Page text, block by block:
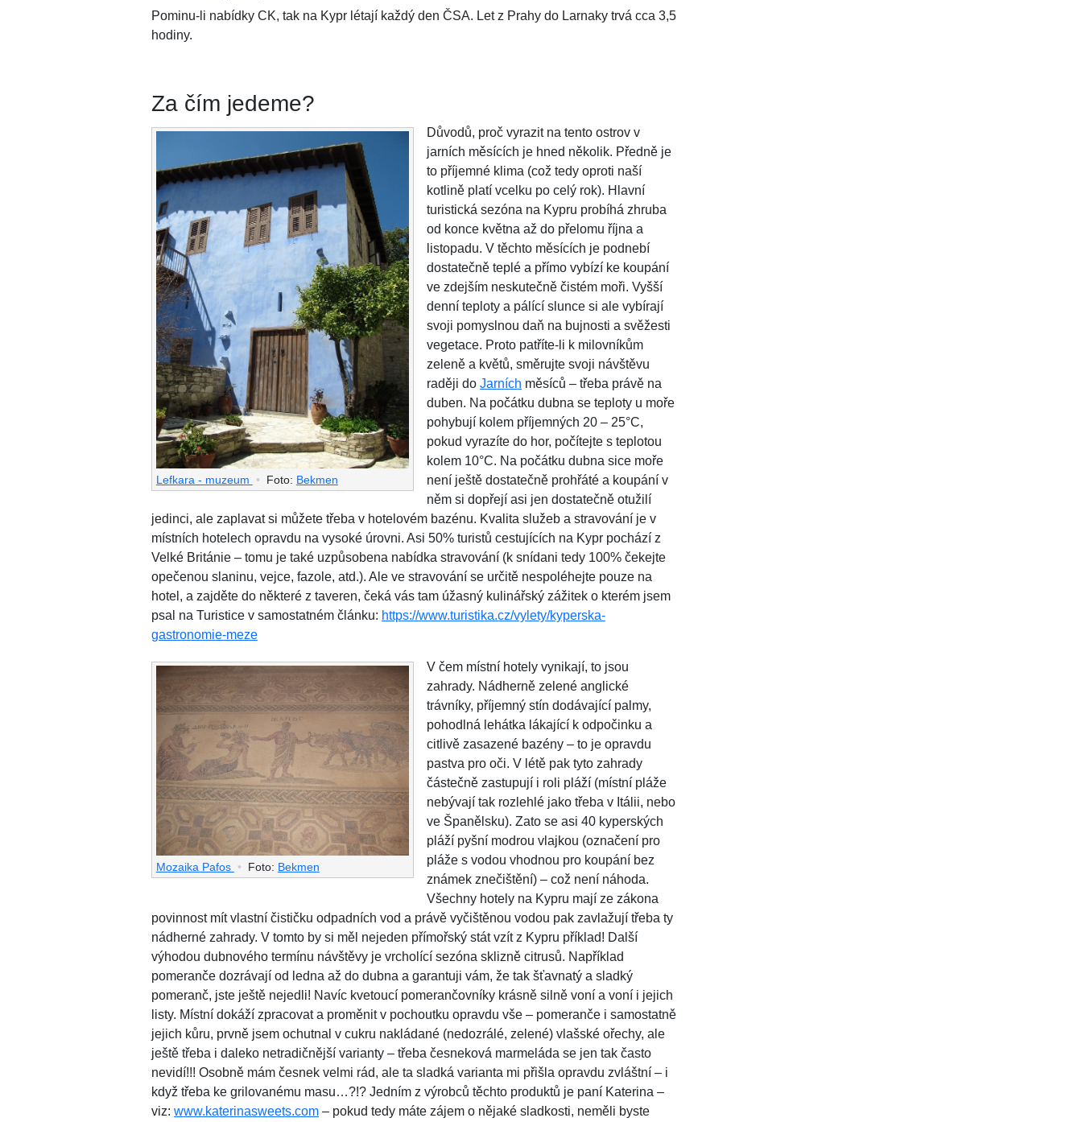
Pominu-li nabídky CK, tak na Kypr létají každý den ČSA. Let z Prahy do Larnaky trvá cca 3,5
hodiny.
Za čím jedeme?
Lefkara - muzeum • Foto: Bekmen
Důvodů, proč vyrazit na tento ostrov v
jarních měsících je hned několik. Předně je
to příjemné klima (což tedy oproti naší
kotlině platí vcelku po celý rok). Hlavní
turistická sezóna na Kypru probíhá zhruba
od konce května až do přelomu října a
listopadu. V těchto měsících je podnebí
dostatečně teplé a přímo vybízí ke koupání
ve zdejším neskutečně čistém moři. Vyšší
denní teploty a pálící slunce si ale vybírají
svoji pomyslnou daň na bujnosti a svěžesti
vegetace. Proto patříte-li k milovníkům
zeleně a květů, směrujte svoji návštěvu
raději do Jarních měsíců – třeba právě na
duben. Na počátku dubna se teploty u moře
pohybují kolem příjemných 20 – 25°C,
pokud vyrazíte do hor, počítejte s teplotou
kolem 10°C. Na počátku dubna sice moře
není ještě dostatečně prohřáté a koupání v
něm si dopřejí asi jen dostatečně otužilí
jedinci, ale zaplavat si můžete třeba v hotelovém bazénu. Kvalita služeb a stravování je v
místních hotelech opravdu na vysoké úrovni. Asi 50% turistů cestujících na Kypr pochází z
Velké Británie – tomu je také uzpůsobena nabídka stravování (k snídani tedy 100% čekejte
opečenou slaninu, vejce, fazole, atd.). Ale ve stravování se určitě nespoléhejte pouze na
hotel, a zajděte do některé z taveren, čeká vás tam úžasný kulinářský zážitek o kterém jsem
psal na Turistice v samostatném článku: https://www.turistika.cz/vylety/kyperska-
gastronomie-meze
Mozaika Pafos • Foto: Bekmen
V čem místní hotely vynikají, to jsou
zahrady. Nádherně zelené anglické
trávníky, příjemný stín dodávající palmy,
pohodlná lehátka lákající k odpočinku a
citlivě zasazené bazény – to je opravdu
pastva pro oči. V létě pak tyto zahrady
částečně zastupují i roli pláží (místní pláže
nebývají tak rozlehlé jako třeba v Itálii, nebo
ve Španělsku). Zato se asi 40 kyperských
pláží pyšní modrou vlajkou (označení pro
pláže s vodou vhodnou pro koupání bez
známek znečištění) – což není náhoda.
Všechny hotely na Kypru mají ze zákona
povinnost mít vlastní čističku odpadních vod a právě vyčištěnou vodou pak zavlažují třeba ty
nádherné zahrady. V tomto by si měl nejeden přímořský stát vzít z Kypru příklad! Další
výhodou dubnového termínu návštěvy je vrcholící sezóna sklizně citrusů. Například
pomeranče dozrávají od ledna až do dubna a garantuji vám, že tak šťavnatý a sladký
pomeranč, jste ještě nejedli! Navíc kvetoucí pomerančovníky krásně silně voní a voní i jejich
listy. Místní dokáží zpracovat a proměnit v pochoutku opravdu vše – pomeranče i samostatně
jejich kůru, prvně jsem ochutnal v cukru nakládané (nedozrálé, zelené) vlašské ořechy, ale
ještě třeba i daleko netradičnější varianty – třeba česneková marmeláda se jen tak často
nevidí!!! Osobně mám česnek velmi rád, ale ta sladká varianta mi přišla opravdu zvláštní – i
když třeba ke grilovanému masu…?!? Jedním z výrobců těchto produktů je paní Katerina –
viz: www.katerinasweets.com – pokud tedy máte zájem o nějaké sladkosti, neměli byste